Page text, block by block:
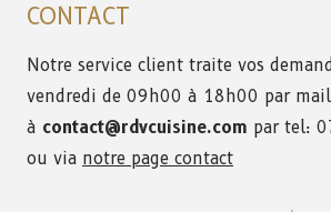
CONTACT
Notre service client traite vos
vendredi de 09h00 à 18h00 par mail
à contact@rdvcuisine.com par tel:
ou via notre page contact